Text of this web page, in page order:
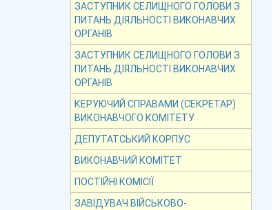
ЗАСТУПНИК СЕЛИЩНОГО ГОЛОВИ З
ПИТАНЬ ДІЯЛЬНОСТІ ВИКОНАВЧИХ
ОРГАНІВ
ЗАСТУПНИК СЕЛИЩНОГО ГОЛОВИ З
ПИТАНЬ ДІЯЛЬНОСТІ ВИКОНАВЧИХ
ОРГАНІВ
КЕРУЮЧИЙ СПРАВАМИ (СЕКРЕТАР)
ВИКОНАВЧОГО КОМІТЕТУ
ДЕПУТАТСЬКИЙ КОРПУС
ВИКОНАВЧИЙ КОМІТЕТ
ПОСТІЙНІ КОМІСІЇ
ЗАВІДУВАЧ ВІЙСЬКОВО-